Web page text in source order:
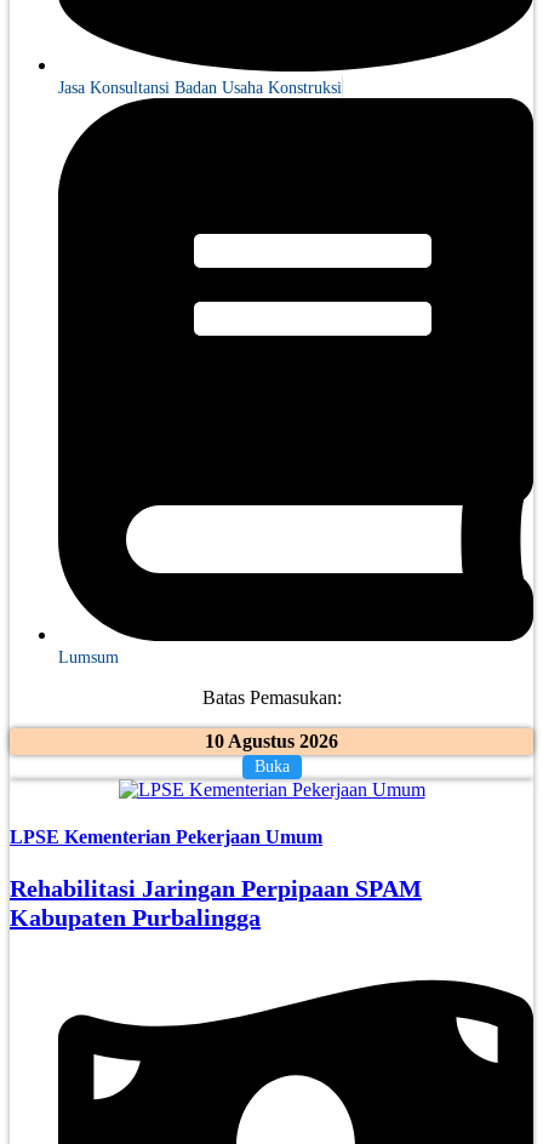
Jasa Konsultansi Badan Usaha Konstruksi
Lumsum
Batas Pemasukan:
10 Agustus 2026
Buka
LPSE Kementerian Pekerjaan Umum
Rehabilitasi Jaringan Perpipaan SPAM
Kabupaten Purbalingga